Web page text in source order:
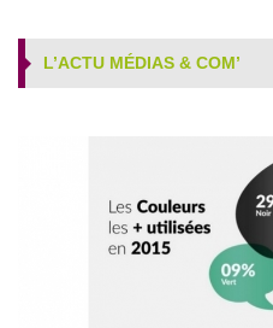
L’ACTU MÉDIAS & COM’